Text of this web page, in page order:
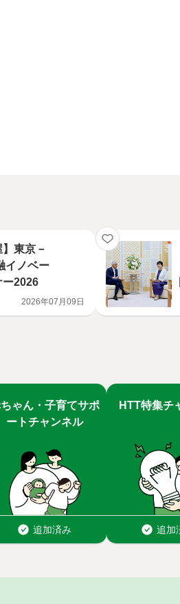
】東京－
イノベー
ー2026
2026年07月09日